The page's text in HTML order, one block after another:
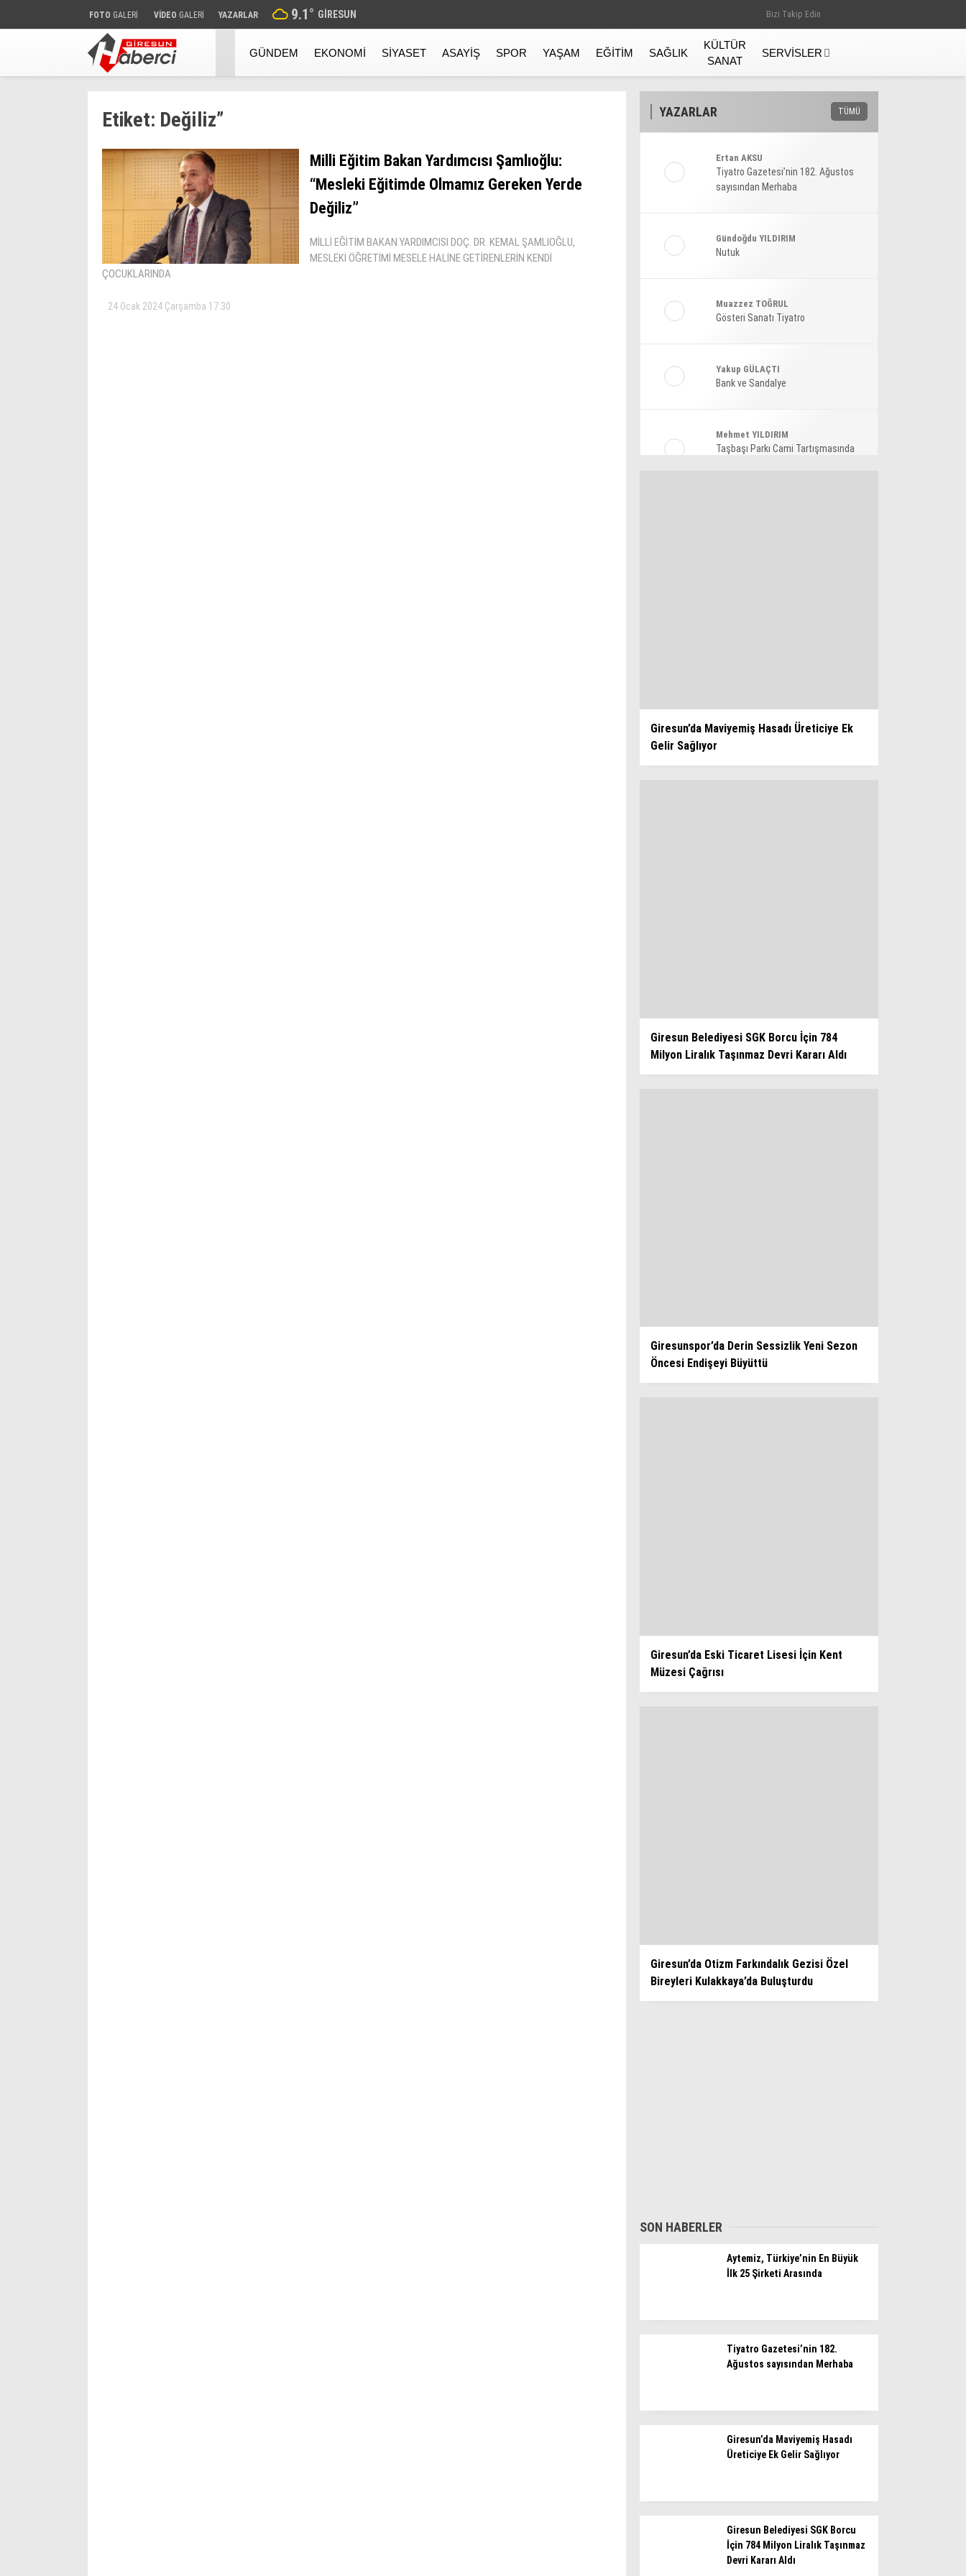
Teknoloji
FOTO GALERİ VİDEO GALERİ YAZARLAR 9.1° GIRESUN Bizi Takip Edin
GÜNDEM EKONOMI SIYASET ASAYIŞ SPOR YAŞAM EĞITIM SAĞLIK
KÜLTÜR
SANAT
SERVISLER
Etiket: Deği̇li̇z”
Mi̇lli̇ Eği̇ti̇m Bakan Yardımcısı Şamlıoğlu:
“Mesleki̇ Eği̇ti̇mde Olmamız Gereken Yerde
Deği̇li̇z”
MİLLİ EĞİTİM BAKAN YARDIMCISI DOÇ. DR. KEMAL ŞAMLIOĞLU,
MESLEKİ ÖĞRETİMİ MESELE HALİNE GETİRENLERİN KENDİ
ÇOCUKLARINDA
24 Ocak 2024 Çarşamba 17:30
YAZARLAR TÜMÜ
Ertan AKSU
Tiyatro Gazetesi’nin 182. Ağustos
sayısından Merhaba
Gündoğdu YILDIRIM
Nutuk
Muazzez TOĞRUL
Gösteri Sanatı Tiyatro
Yakup GÜLAÇTI
Bank ve Sandalye
Mehmet YILDIRIM
Taşbaşı Parkı Cami Tartışmasında
Giresun’da Maviyemiş Hasadı Üreticiye Ek
Gelir Sağlıyor
Giresun Belediyesi SGK Borcu İçin 784
Milyon Liralık Taşınmaz Devri Kararı Aldı
Giresunspor’da Derin Sessizlik Yeni Sezon
Öncesi Endişeyi Büyüttü
Giresun’da Eski Ticaret Lisesi İçin Kent
Müzesi Çağrısı
Giresun’da Otizm Farkındalık Gezisi Özel
Bireyleri Kulakkaya’da Buluşturdu
SON HABERLER
Aytemiz, Türkiye’nin En Büyük
İlk 25 Şirketi Arasında
Tiyatro Gazetesi’nin 182.
Ağustos sayısından Merhaba
Giresun’da Maviyemiş Hasadı
Üreticiye Ek Gelir Sağlıyor
Giresun Belediyesi SGK Borcu
İçin 784 Milyon Liralık Taşınmaz
Devri Kararı Aldı